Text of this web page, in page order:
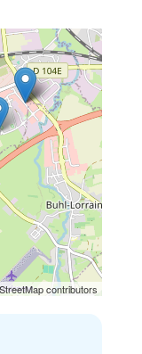
contributors